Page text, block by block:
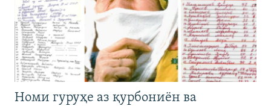
Номи гуруҳе аз қурбониён ва